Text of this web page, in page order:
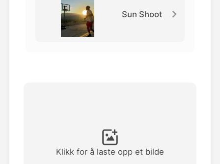
Se alle maler
Sun Shoot
Klikk for å laste opp et bilde